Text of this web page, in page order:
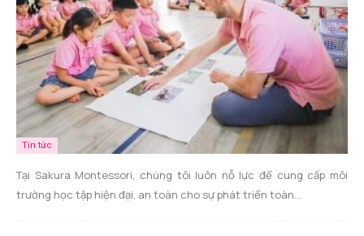
Tin tức
Tại Sakura Montessori, chúng tôi luôn nỗ lực để cung cấp môi
trường học tập hiện đại, an toàn cho sự phát triển toàn...